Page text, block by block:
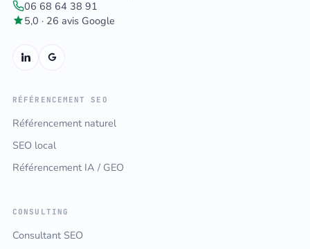
06 68 64 38 91
5,0 · 26 avis Google
RÉFÉRENCEMENT SEO
Référencement naturel
SEO local
Référencement IA / GEO
CONSULTING
Consultant SEO